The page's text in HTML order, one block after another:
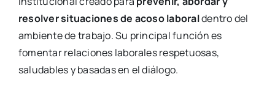
resolver situaciones de acoso laboraldentro del
ambiente de trabajo. Su principal función es
fomentar relaciones laborales respetuosas,
saludables y basadas en el diálogo.